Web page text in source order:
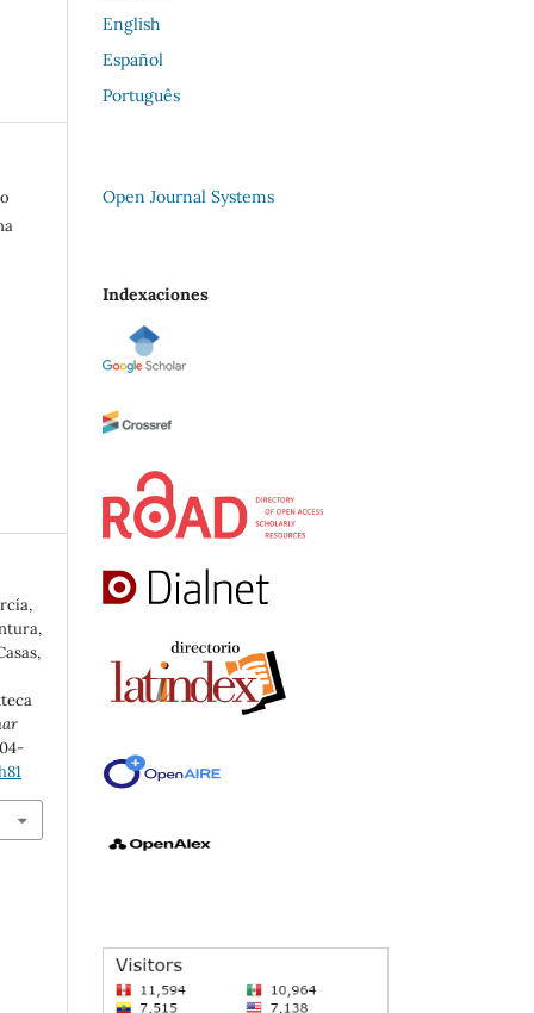
English
Español
Português
Open Journal Systems
Indexaciones